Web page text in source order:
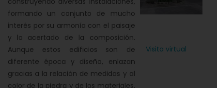
formando un conjunto de mucho
interés por su armonía con el paisaje
y lo acertado de la composición.
Aunque estos edificios son de
diferente época y diseño, enlazan
gracias a la relación de medidas y al
color de la piedra y de los materiales,
Visita virtual